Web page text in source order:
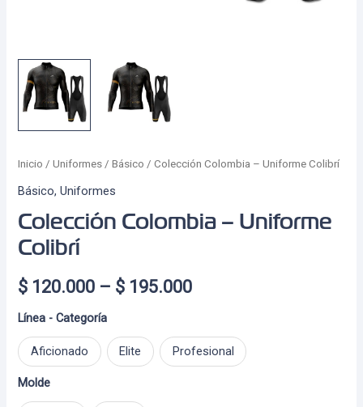
Inicio /Uniformes /Básico / Colección Colombia – Uniforme Colibrí
Básico,Uniformes
Colección Colombia – Uniforme
Colibrí
$ 120.000 – $ 195.000Price
$ 120.000
Línea - Categoría
Aficionado Elite Profesional
Molde